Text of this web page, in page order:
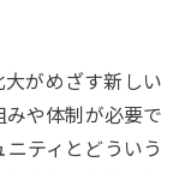
がめざす新しい
や体制が必要で
ティとどういう